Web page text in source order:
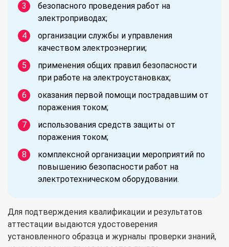
безопасного проведения работ на
электроприводах;
организации службы и управления
качеством электроэнергии;
применения общих правил безопасности
при работе на электроустановках;
оказания первой помощи пострадавшим от
поражения током;
использования средств защиты от
поражения током;
комплексной организации мероприятий по
повышению безопасности работ на
электротехническом оборудовании.
Для подтверждения квалификации и результатов
аттестации выдаются удостоверения
установленного образца и журналы проверки знаний,